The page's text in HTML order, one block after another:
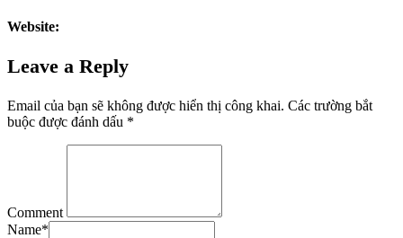
Website:
Leave a Reply
Email của bạn sẽ không được hiển thị công khai. Các trường bắt
buộc được đánh dấu *
Comment
Name*